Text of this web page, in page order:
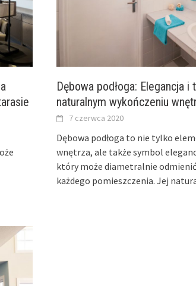
Dębowa podłoga: Elegancja i
naturalnym wykończeniu
7 czerwca 2020
Dębowa podłoga to nie tylko
wnętrza, ale także symbol
który może diametralnie
każdego pomieszczenia. Jej